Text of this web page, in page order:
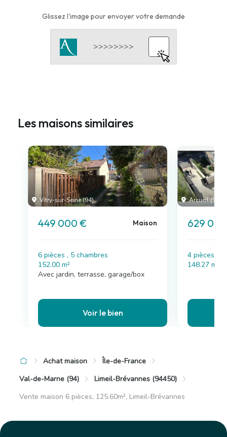
Glissez l'image pour envoyer votre demande
Les maisons similaires
Vitry-sur-Seine (94)
449 000 € Maison
6 pièces , 5 chambres
152.00 m²
Avec jardin, terrasse, garage/box
Voir le bien
Arcueil (94)
629
4 pièces , 3
148.27 m²
Achat maison
Île-de-France
Val-de-Marne (94)
Limeil-Brévannes (94450)
Vente maison 6 pièces, 125.60m², Limeil-Brévannes